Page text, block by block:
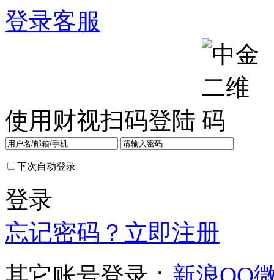
登录客服
使用财视扫码登陆
下次自动登录
登录
忘记密码？ 立即注册